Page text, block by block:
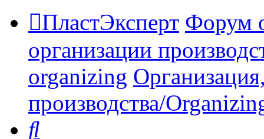
ПластЭксперт Форум
организации
organizing
производства/